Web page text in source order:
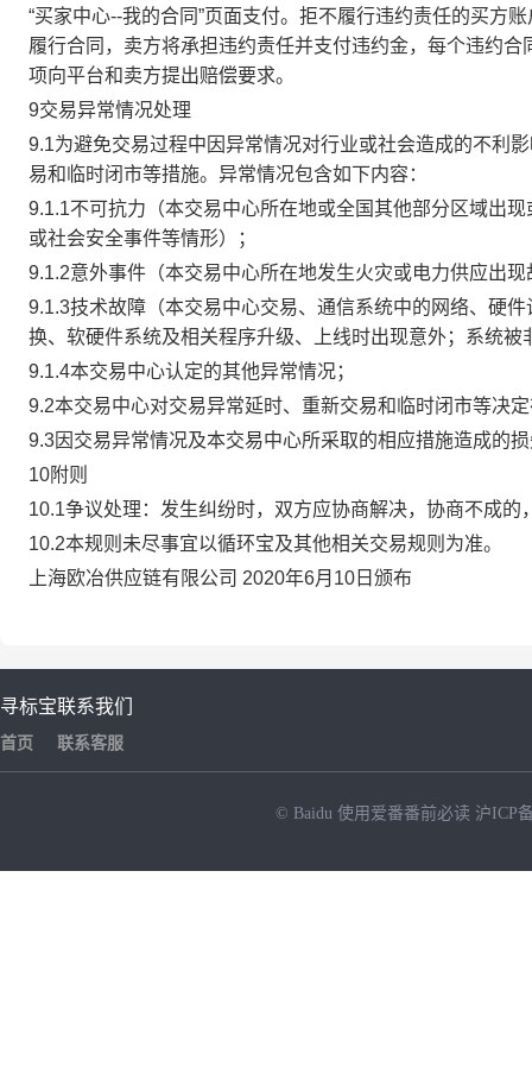
“买家中心--我的合同”页面支付。拒不履行违约责任的买方
履行合同，卖方将承担违约责任并支付违约金，每个违约
项向平台和卖方提出赔偿要求。
9交易异常情况处理
9.1为避免交易过程中因异常情况对行业或社会造成的不利
易和临时闭市等措施。异常情况包含如下内容：
9.1.1不可抗力（本交易中心所在地或全国其他部分区域出
或社会安全事件等情形）；
9.1.2意外事件（本交易中心所在地发生火灾或电力供应出
9.1.3技术故障（本交易中心交易、通信系统中的网络、硬
换、软硬件系统及相关程序升级、上线时出现意外；系统
9.1.4本交易中心认定的其他异常情况；
9.2本交易中心对交易异常延时、重新交易和临时闭市等决
9.3因交易异常情况及本交易中心所采取的相应措施造成的
10附则
10.1争议处理：发生纠纷时，双方应协商解决，协商不成
10.2本规则未尽事宜以循环宝及其他相关交易规则为准。
上海欧冶供应链有限公司 2020年6月10日颁布
寻标宝
首页
联系我们
联系客服
© Baidu 使用爱番番前必读 沪ICP